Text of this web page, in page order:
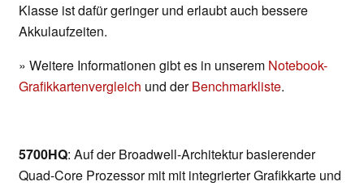
Klasse ist dafür geringer und erlaubt auch bessere
Akkulaufzeiten.
» Weitere Informationen gibt es in unserem Notebook-
Grafikkartenvergleich und derBenchmarkliste.
5700HQ: Auf der Broadwell-Architektur basierender
Quad-Core Prozessor mit mit integrierter Grafikkarte und